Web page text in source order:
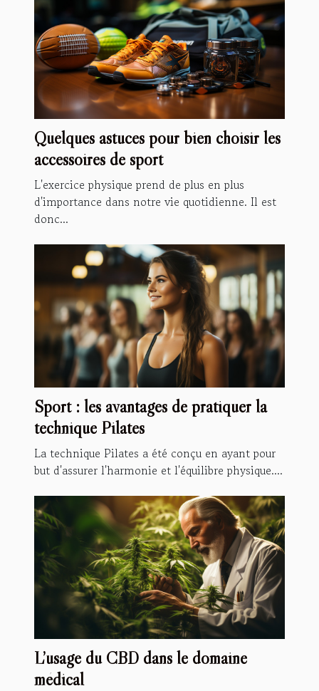
Quelques astuces pour bien choisir les
accessoires de sport
L'exercice physique prend de plus en plus
d'importance dans notre vie quotidienne. Il est
donc...
Sport : les avantages de pratiquer la
technique Pilates
La technique Pilates a été conçu en ayant pour
but d'assurer l'harmonie et l'équilibre physique....
L’usage du CBD dans le domaine
médical